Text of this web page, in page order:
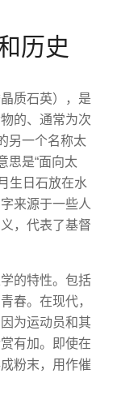
历史
质石英），是
的、通常为次
另一个名称太
思是“面向太
生日石放在水
来源于一些人
，代表了基督
的特性。包括
春。在现代，
为运动员和其
有加。即使在
粉末，用作催